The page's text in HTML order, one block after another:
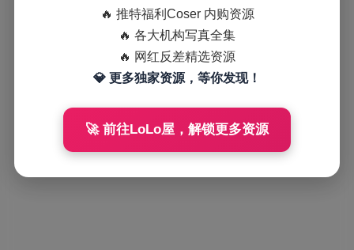
🔥 推特福利Coser 内购资源
🔥 各大机构写真全集
🔥 网红反差精选资源
💎 更多独家资源，等你发现！
🚀 前往LoLo屋，解锁更多资源